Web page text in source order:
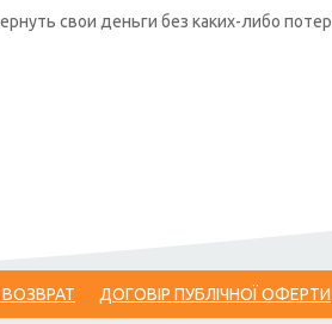
свои деньги без каких-либо
ВОЗВРАТ ДОГОВІР ПУБЛІЧНОЇ ОФЕРТИ